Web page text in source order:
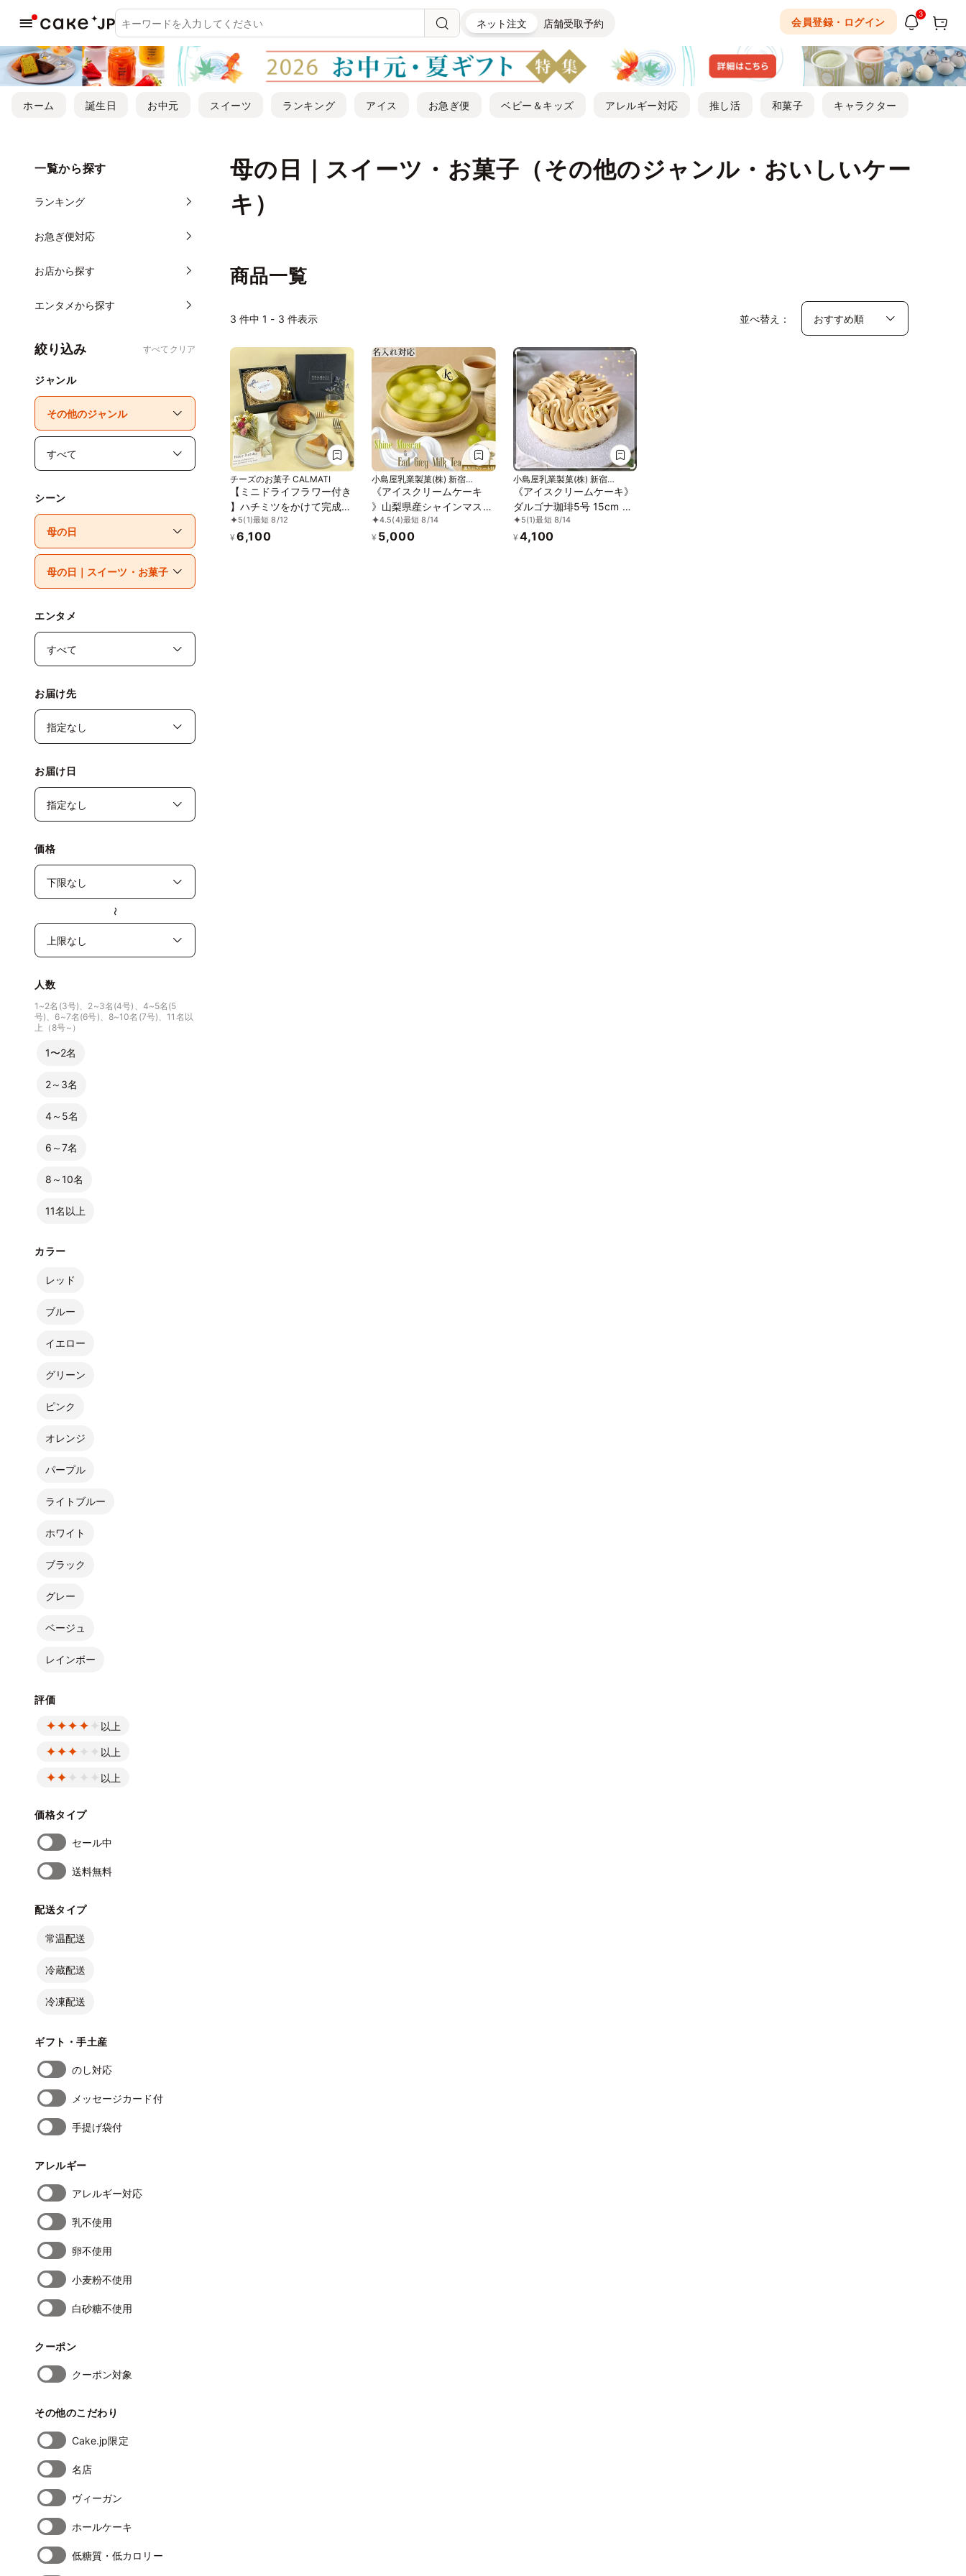
ネット注文 店舗受取予約 会員登録・ログイン
3
ホーム 誕生日 お中元 スイーツ ランキング アイス お急ぎ便 ベビー＆キッズ アレルギー対応 推し活 和菓子 キャラクター
母の日｜スイーツ・お菓子（その他のジャンル・おいしいケー
キ）
一覧から探す
ランキング
お急ぎ便対応
お店から探す
エンタメから探す
絞り込み すべてクリア
ジャンル
シーン
エンタメ
お届け先
お届け日
価格
〜
人数
1~2名(3号)、2~3名(4号)、4~5名(5
号)、6~7名(6号)、8~10名(7号)、11名以
上（8号~）
1〜2名
2～3名
4～5名
6～7名
8～10名
11名以上
カラー
レッド
ブルー
イエロー
グリーン
ピンク
オレンジ
パープル
ライトブルー
ホワイト
ブラック
グレー
ベージュ
レインボー
評価
以上
以上
以上
価格タイプ
セール中
送料無料
配送タイプ
常温配送
冷蔵配送
冷凍配送
ギフト・手土産
のし対応
メッセージカード付
手提げ袋付
アレルギー
アレルギー対応
乳不使用
卵不使用
小麦粉不使用
白砂糖不使用
クーポン
クーポン対象
その他のこだわり
Cake.jp限定
名店
ヴィーガン
ホールケーキ
低糖質・低カロリー
商品一覧
3 件中 1 - 3 件表示 並べ替え：
チーズのお菓子 CALMATI
【ミニドライフラワー付き
】ハチミツをかけて完成す
る濃蜜チーズケーキ 4号 ハ
チミツ付き
5(1)最短 8/12
¥ 6,100
小島屋乳業製菓(株) 新宿
Kojimaya
《アイスクリームケーキ
》山梨県産シャインマスカ
ット＆アールグレイミルク
ティー5号 (直径15cm) お
4.5(4)最短 8/14
¥ 5,000
小島屋乳業製菓(株) 新宿
Kojimaya
《アイスクリームケーキ》
ダルゴナ珈琲5号 15cm お
中元 2026 アイス2026
5(1)最短 8/14
¥ 4,100